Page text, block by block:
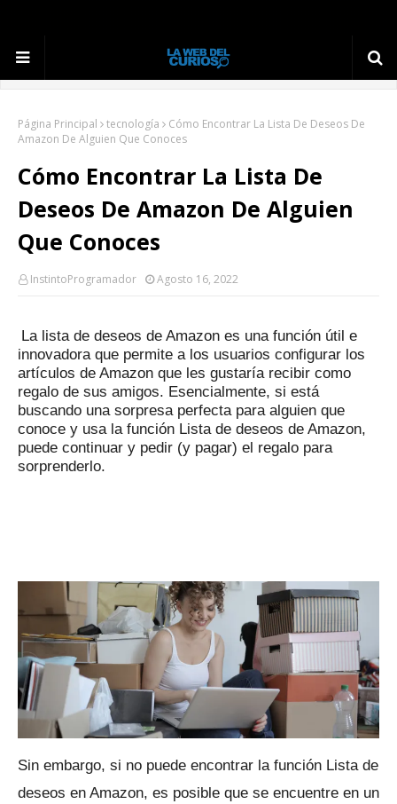
Página Principal tecnología
Cómo Encontrar La Lista De Deseos De
Amazon De Alguien Que Conoces
Cómo Encontrar La Lista De
Deseos De Amazon De Alguien
Que Conoces
InstintoProgramador Agosto 16, 2022
La lista de deseos de Amazon es una función útil e
innovadora que permite a los usuarios configurar los
artículos de Amazon que les gustaría recibir como
regalo de sus amigos. Esencialmente, si está
buscando una sorpresa perfecta para alguien que
conoce y usa la función Lista de deseos de Amazon,
puede continuar y pedir (y pagar) el regalo para
sorprenderlo.
Sin embargo, si no puede encontrar la función Lista de
deseos en Amazon, es posible que se encuentre en un